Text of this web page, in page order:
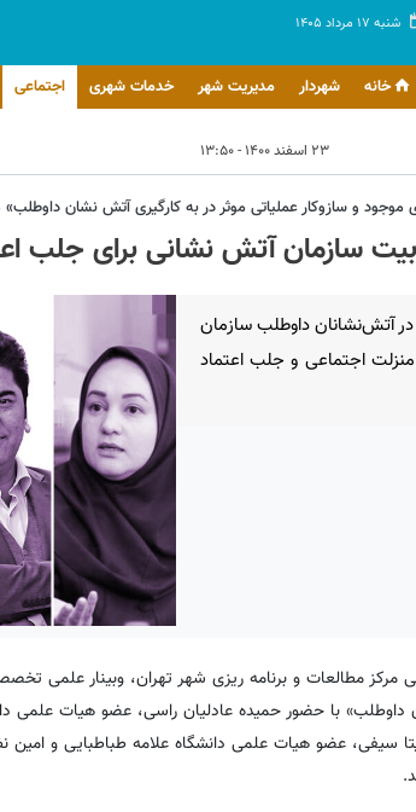
شنبه ۱۷ مرداد ۱۴۰۵
خانه شهردار مدیریت شهر خدمات شهری اجتماعی
۲۳ اسفند ۱۴۰۰ - ۱۳:۵۰
و سازوکار عملیاتی موثر در به کارگیری آتش نشان
سازمان آتش نشانی برای جلب
در آتش‌نشانان داوطلب سازمان
اجتماعی و جلب اعتماد
مرکز مطالعات و برنامه ریزی شهر تهران، وبینار علمی
داوطلب» با حضور حمیده عادلیان راسی، عضو هیات علمی
سیفی، عضو هیات علمی دانشگاه علامه طباطبایی و امین